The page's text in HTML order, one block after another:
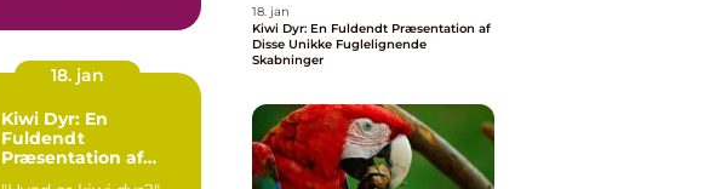
18. jan
Kiwi Dyr: En
Fuldendt
Præsentation af
18. jan
Kiwi Dyr: En Fuldendt Præsentation af
Disse Unikke Fuglelignende
Skabninger